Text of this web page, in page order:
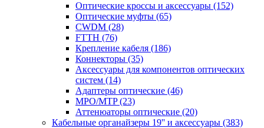
Оптические кроссы и аксессуары (152)
Оптические муфты (65)
CWDM (28)
FTTH (76)
Крепление кабеля (186)
Коннекторы (35)
Аксессуары для компонентов оптических
систем (14)
Адаптеры оптические (46)
MPO/MTP(23)
Аттенюаторы оптические (20)
Кабельные органайзеры 19'' и аксессуары (383)